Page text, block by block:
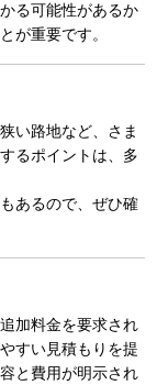
る可能性があるか
が重要です。
い路地など、さま
るポイントは、多
あるので、ぜひ確
加料金を要求され
すい見積もりを提
と費用が明示され